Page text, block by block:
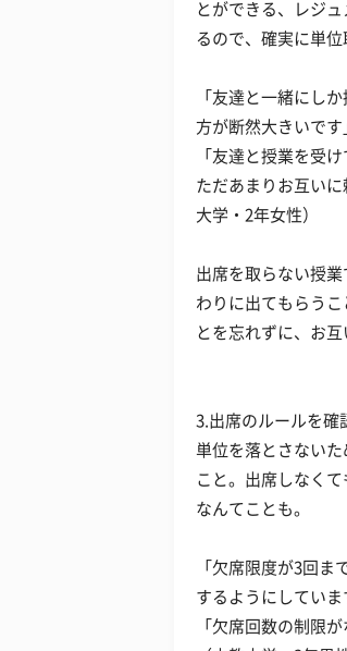
とができる、レジ
るので、確実に単
「友達と一緒にし
方が断然大きいです
「友達と授業を受
ただあまりお互い
大学・2年女性）
出席を取らない授
わりに出てもらう
とを忘れずに、お
3.出席のルールを確
単位を落とさない
こと。出席しなく
なんてことも。
「欠席限度が3回
するようにしていま
「欠席回数の制限